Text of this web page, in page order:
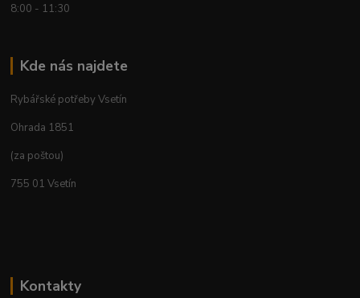
8:00 - 11:30
Kde nás najdete
Rybářské potřeby Vsetín
Ohrada 1851
(za poštou)
755 01 Vsetín
Kontakty